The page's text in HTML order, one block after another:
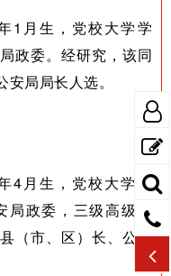
1月生，党校大学学
政委。经研究，该同
局局长人选。
4月生，党校大学学
局政委，三级高级警
（市、区）长、公安